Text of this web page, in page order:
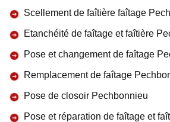
Scellement de faîtière faîtage
Etanchéité de faîtage et faîtière
Pose et changement de faîtage
Remplacement de faîtage
Pose de closoir Pechbonnieu
Pose et réparation de faîtage et